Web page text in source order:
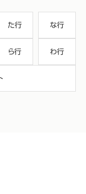
た行 な行
ら行 わ行